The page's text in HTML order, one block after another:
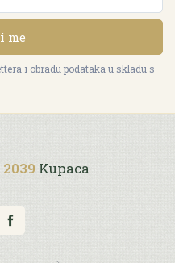
me
i obradu podataka u skladu s
2039 Kupaca